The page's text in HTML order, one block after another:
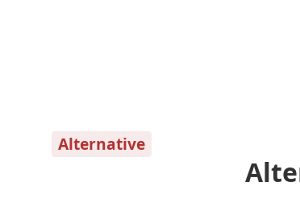
Alternative